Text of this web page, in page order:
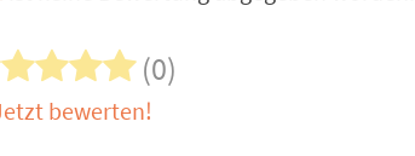
(0)
bewerten!